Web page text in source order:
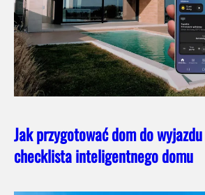
Jak przygotować dom do
checklista inteligentnego domu